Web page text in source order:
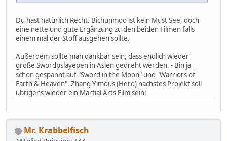
Du hast natürlich Recht. Bichunmoo ist kein Must See, doch
eine nette und gute Ergänzung zu den beiden Filmen falls
einem mal der Stoff ausgehen sollte.
Außerdem sollte man dankbar sein, dass endlich wieder
große Swordpslayepen in Asien gedreht werden. - Bin ja
schon gespannt auf "Sword in the Moon" und "Warriors of
Earth & Heaven". Zhang Yimous (Hero) nächstes Projekt soll
übrigens wieder ein Martial Arts Film sein!
Mr. Krabbelfisch